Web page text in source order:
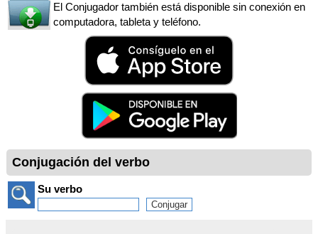
El Conjugador también está disponible sin conexión en
computadora, tableta y teléfono.
Conjugación del verbo
Su verbo